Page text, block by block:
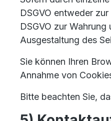
DSGVO entweder
DSGVO zur
Ausgestaltung des
Sie können Ihren
Annahme von
Bitte beachten Sie,